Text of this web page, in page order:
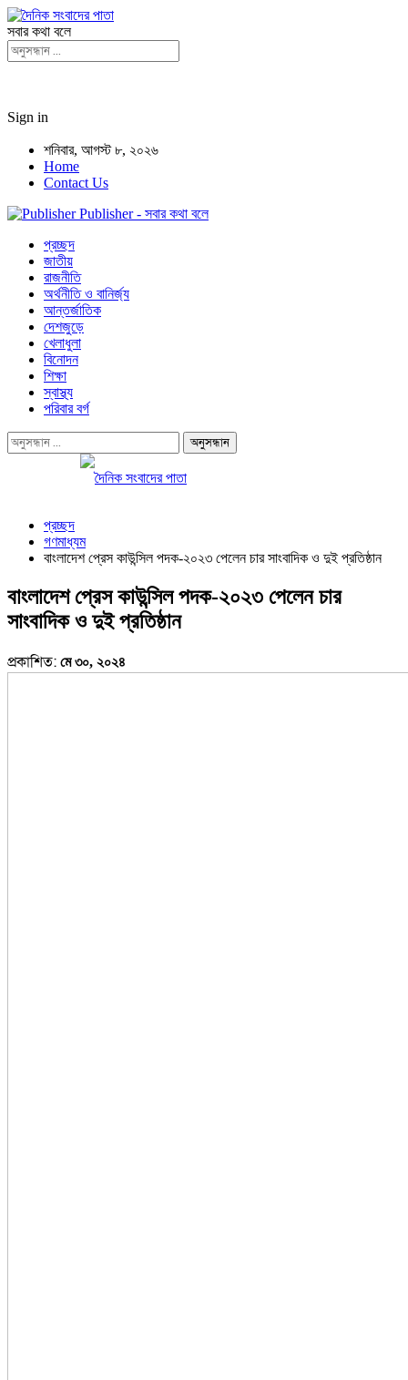
সবার কথা বলে
Sign in
শনিবার, আগস্ট ৮, ২০২৬
Home
Contact Us
Publisher - সবার কথা বলে
প্রচ্ছদ
জাতীয়
রাজনীতি
অর্থনীতি ও বানির্জ্য
আন্তর্জাতিক
দেশজুড়ে
খেলাধুলা
বিনোদন
শিক্ষা
স্বাস্থ্য
পরিবার বর্গ
প্রচ্ছদ
গণমাধ্যম
বাংলাদেশ প্রেস কাউন্সিল পদক-২০২৩ পেলেন চার সাংবাদিক ও দুই প্রতিষ্ঠান
বাংলাদেশ প্রেস কাউন্সিল পদক-২০২৩ পেলেন চার
সাংবাদিক ও দুই প্রতিষ্ঠান
প্রকাশিত: মে ৩০, ২০২৪